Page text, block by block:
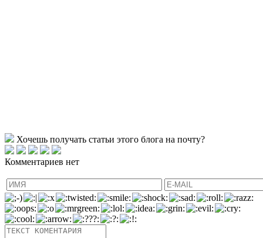
Хочешь получать статьи этого блога на почту?
Комментариев нет